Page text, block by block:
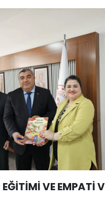
EĞİTİMİ VE EMPATİ